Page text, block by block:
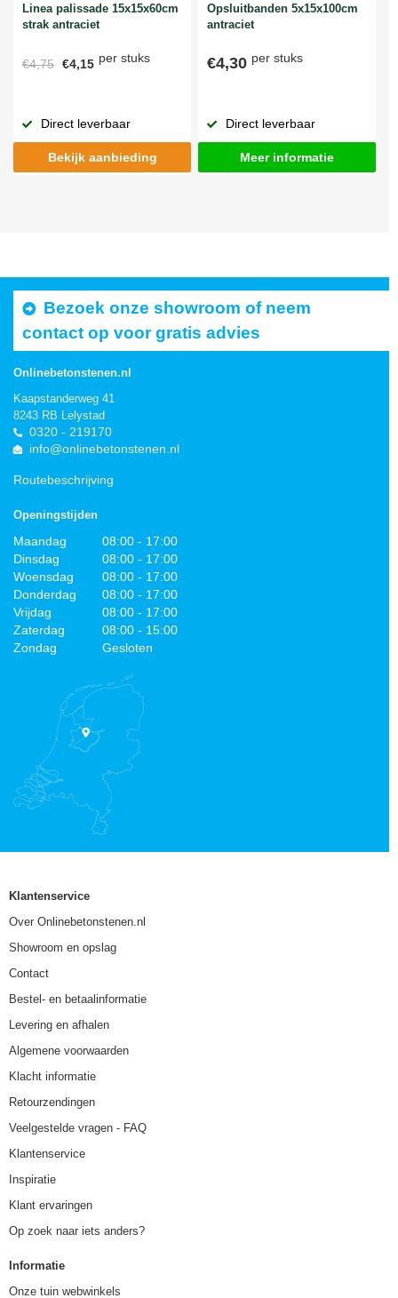
Linea palissade 15x15x60cm
strak antraciet
€4,75 €4,15 per stuks
Direct leverbaar
Bekijk aanbieding
Opsluitbanden 5x15x100cm
antraciet
€4,30 per stuks
Direct leverbaar
Meer informatie
Bezoek onze showroom of neem
contact op voor gratis advies
Onlinebetonstenen.nl
Kaapstanderweg 41
8243 RB Lelystad
0320 - 219170
info@onlinebetonstenen.nl
Routebeschrijving
Openingstijden
Maandag
08:00 - 17:00
Dinsdag
08:00 - 17:00
Woensdag
08:00 - 17:00
Donderdag
08:00 - 17:00
Vrijdag
08:00 - 17:00
Zaterdag
08:00 - 15:00
Zondag
Gesloten
Klantenservice
Over Onlinebetonstenen.nl
Showroom en opslag
Contact
Bestel- en betaalinformatie
Levering en afhalen
Algemene voorwaarden
Klacht informatie
Retourzendingen
Veelgestelde vragen - FAQ
Klantenservice
Inspiratie
Klant ervaringen
Op zoek naar iets anders?
Informatie
Onze tuin webwinkels